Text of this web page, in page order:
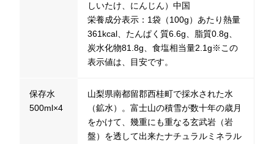
しいたけ、にんじん）中国
栄養成分表示：1袋（100g）あたり熱量
361kcal、たんぱく質6.6g、脂質0.8g、
炭水化物81.8g、食塩相当量2.1g※この
表示値は、目安です。
保存水
500ml×4
山梨県南都留郡西桂町で採水された水
（鉱水）。富士山の積雪が数十年の歳月
をかけて、幾重にも重なる玄武岩（岩
盤）を透して出来たナチュラルミネラル